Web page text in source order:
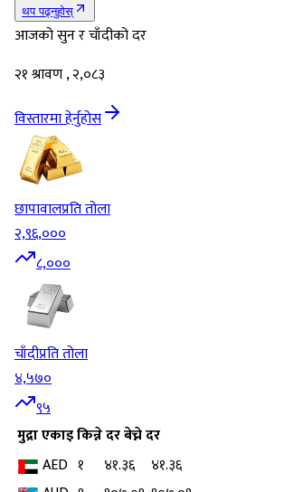
थप पढ्नुहोस्
आजको सुन र चाँदीको दर
२१ श्रावण , २,०८३
विस्तारमा हेर्नुहोस
छापावालप्रति तोला
२,९६,०००
८,०००
चाँदीप्रति तोला
४,५७०
९५
मुद्राएकाइकिन्ने दरबेच्ने दर
AED १ ४१.३६
४१.३६